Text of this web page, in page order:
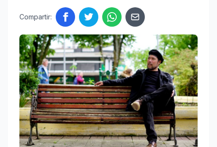
Compartir: